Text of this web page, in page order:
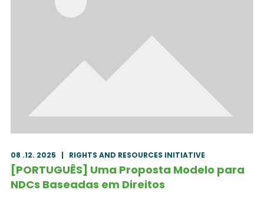
08 .12. 2025 | RIGHTS AND RESOURCES INITIATIVE
[PORTUGUÊS] Uma Proposta Modelo para
NDCs Baseadas em Direitos